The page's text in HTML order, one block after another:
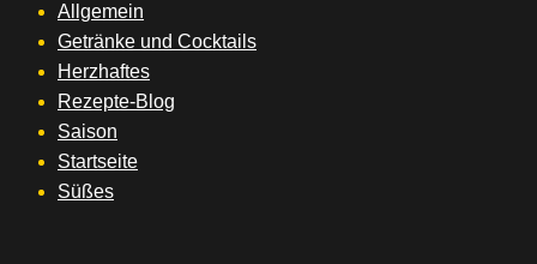
Allgemein
Getränke und Cocktails
Herzhaftes
Rezepte-Blog
Saison
Startseite
Süßes